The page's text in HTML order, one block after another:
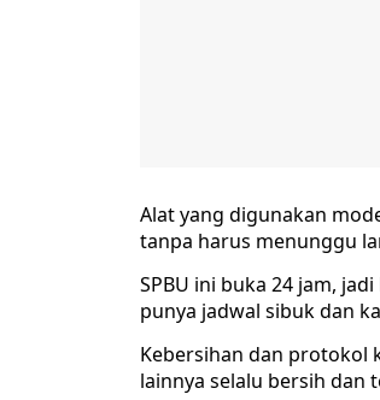
Alat yang digunakan
tanpa harus menunggu
SPBU ini buka 24 jam,
punya jadwal sibuk dan
Kebersihan dan protokol
lainnya selalu bersih dan